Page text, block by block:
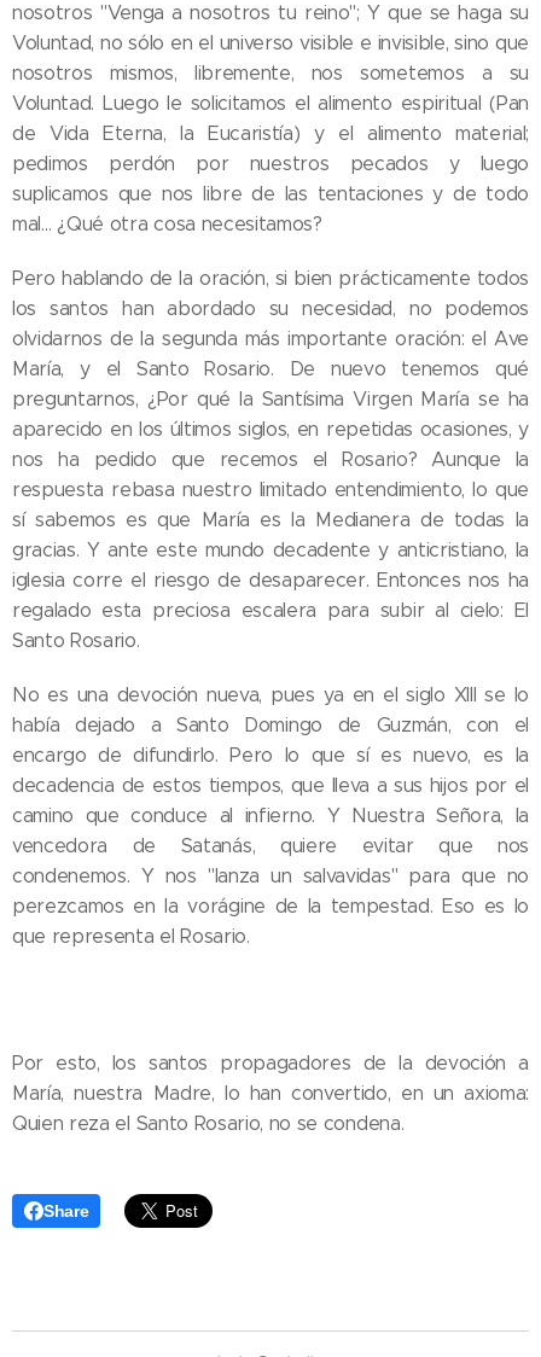
nosotros "Venga a nosotros tu reino"; Y que se haga su
Voluntad, no sólo en el universo visible e invisible, sino que
nosotros mismos, libremente, nos sometemos a su
Voluntad. Luego le solicitamos el alimento espiritual (Pan
de Vida Eterna, la Eucaristía) y el alimento material;
pedimos perdón por nuestros pecados y luego
suplicamos que nos libre de las tentaciones y de todo
mal… ¿Qué otra cosa necesitamos?
Pero hablando de la oración, si bien prácticamente todos
los santos han abordado su necesidad, no podemos
olvidarnos de la segunda más importante oración: el Ave
María, y el Santo Rosario. De nuevo tenemos qué
preguntarnos, ¿Por qué la Santísima Virgen María se ha
aparecido en los últimos siglos, en repetidas ocasiones, y
nos ha pedido que recemos el Rosario? Aunque la
respuesta rebasa nuestro limitado entendimiento, lo que
sí sabemos es que María es la Medianera de todas la
gracias. Y ante este mundo decadente y anticristiano, la
iglesia corre el riesgo de desaparecer. Entonces nos ha
regalado esta preciosa escalera para subir al cielo: El
Santo Rosario.
No es una devoción nueva, pues ya en el siglo XIII se lo
había dejado a Santo Domingo de Guzmán, con el
encargo de difundirlo. Pero lo que sí es nuevo, es la
decadencia de estos tiempos, que lleva a sus hijos por el
camino que conduce al infierno. Y Nuestra Señora, la
vencedora de Satanás, quiere evitar que nos
condenemos. Y nos "lanza un salvavidas" para que no
perezcamos en la vorágine de la tempestad. Eso es lo
que representa el Rosario.
Por esto, los santos propagadores de la devoción a
María, nuestra Madre, lo han convertido, en un axioma:
Quien reza el Santo Rosario, no se condena.
Share